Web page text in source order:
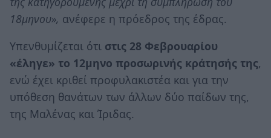
18μηνου», ανέφερε η πρόεδρος της έδρας.
Υπενθυμίζεται ότι στις 28 Φεβρουαρίου
«έληγε» το 12μηνο προσωρινής κράτησής της,
ενώ έχει κριθεί προφυλακιστέα και για την
υπόθεση θανάτων των άλλων δύο παίδων της,
της Μαλένας και Ίριδας.